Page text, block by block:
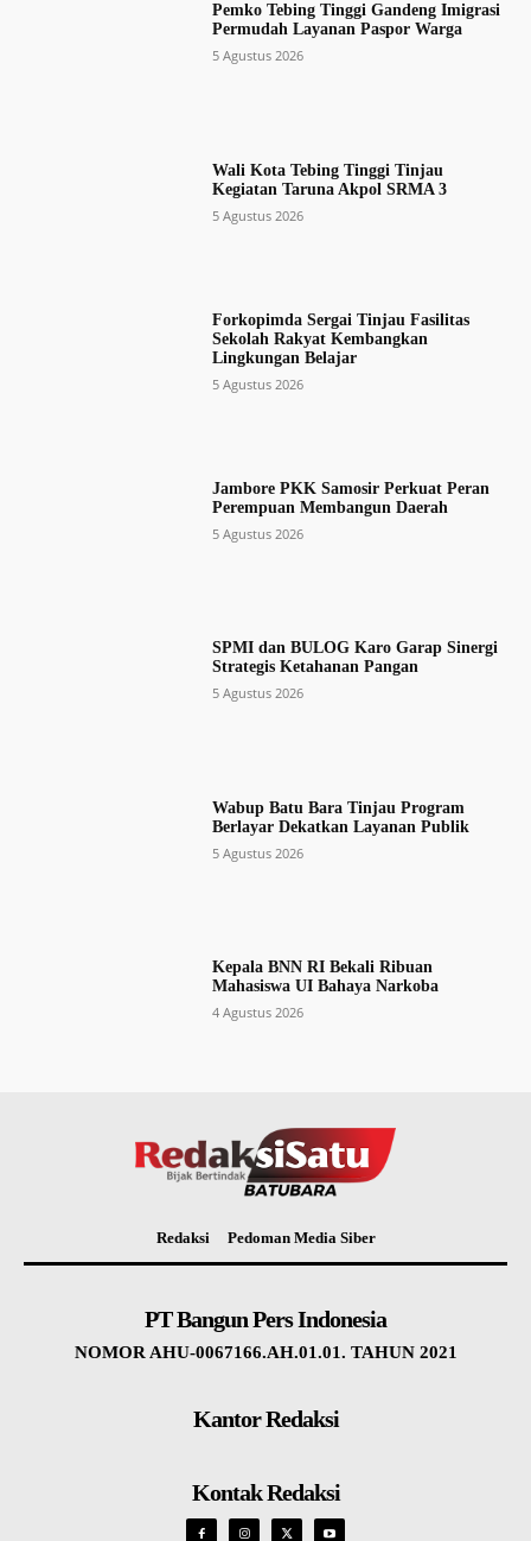
Pemko Tebing Tinggi Gandeng Imigrasi
Permudah Layanan Paspor Warga
5 Agustus 2026
Wali Kota Tebing Tinggi Tinjau
Kegiatan Taruna Akpol SRMA 3
5 Agustus 2026
Forkopimda Sergai Tinjau Fasilitas
Sekolah Rakyat Kembangkan
Lingkungan Belajar
5 Agustus 2026
Jambore PKK Samosir Perkuat Peran
Perempuan Membangun Daerah
5 Agustus 2026
SPMI dan BULOG Karo Garap Sinergi
Strategis Ketahanan Pangan
5 Agustus 2026
Wabup Batu Bara Tinjau Program
Berlayar Dekatkan Layanan Publik
5 Agustus 2026
Kepala BNN RI Bekali Ribuan
Mahasiswa UI Bahaya Narkoba
4 Agustus 2026
Redaksi Pedoman Media Siber
PT Bangun Pers Indonesia
NOMOR AHU-0067166.AH.01.01. TAHUN 2021
Kantor Redaksi
Kontak Redaksi